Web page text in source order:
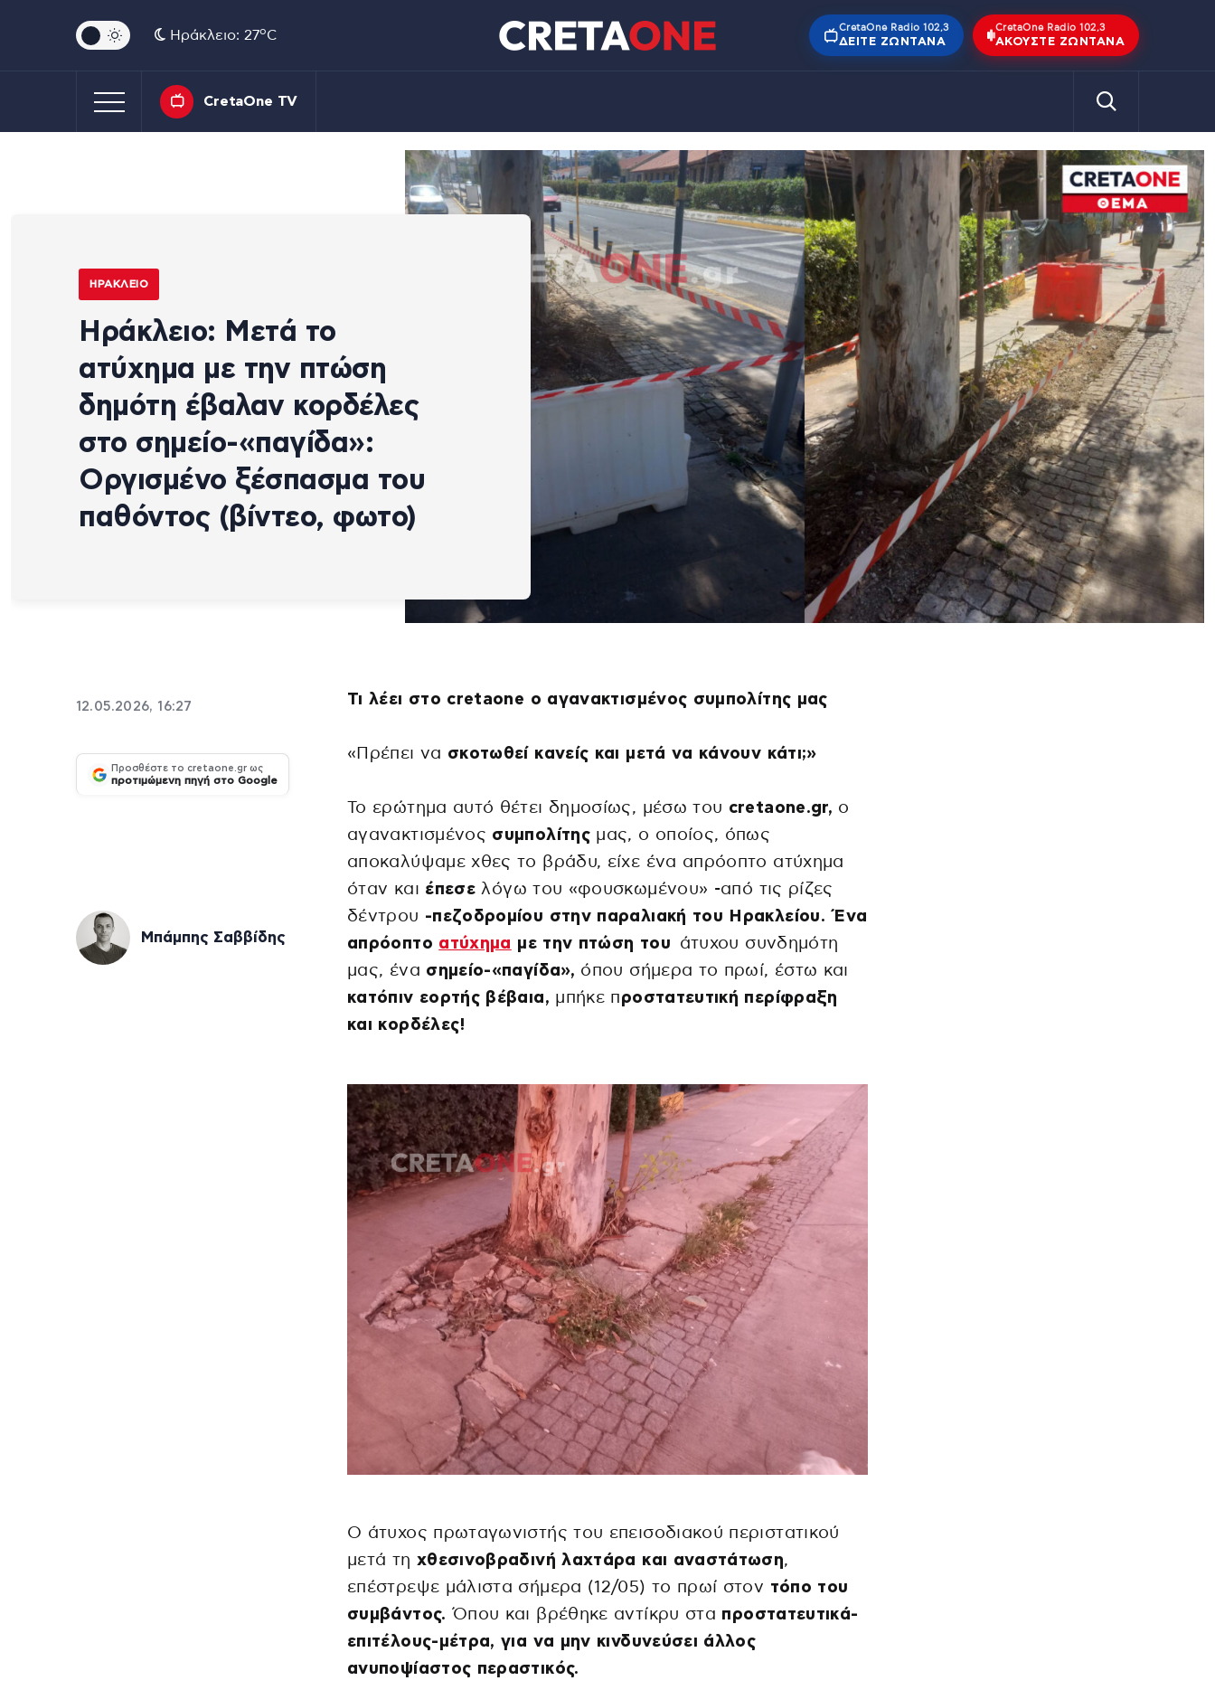
Ηράκλειο: 27oC
CretaOne Radio 102,3
ΔΕΊΤΕ ΖΩΝΤΑΝΆ
CretaOne Radio 102,3
ΑΚΟΎΣΤΕ ΖΩΝΤΑΝΆ
CretaOne TV
ΗΡΆΚΛΕΙΟ
Ηράκλειο: Μετά το
ατύχημα με την πτώση
δημότη έβαλαν κορδέλες
στο σημείο-«παγίδα»:
Οργισμένο ξέσπασμα του
παθόντος (βίντεο, φωτο)
12.05.2026, 16:27
Προσθέστε το cretaone.gr ως
προτιμώμενη πηγή στο Google
Μπάμπης Σαββίδης
Τι λέει στο cretaone o αγανακτισμένος συμπολίτης μας
«Πρέπει να σκοτωθεί κανείς και μετά να κάνουν κάτι;»
Το ερώτημα αυτό θέτει δημοσίως, μέσω του cretaone.gr, ο
αγανακτισμένος συμπολίτης μας, ο οποίος, όπως
αποκαλύψαμε χθες το βράδυ, είχε ένα απρόοπτο ατύχημα
όταν και έπεσε λόγω του «φουσκωμένου» -από τις ρίζες
δέντρου -πεζοδρομίου στην παραλιακή του Ηρακλείου. Ένα
απρόοπτο ατύχημα με την πτώση του
άτυχου συνδημότη
μας, ένα σημείο-«παγίδα», όπου σήμερα το πρωί, έστω και
κατόπιν εορτής βέβαια, μπήκε προστατευτική περίφραξη
και κορδέλες!
Ο άτυχος πρωταγωνιστής του επεισοδιακού περιστατικού
μετά τη χθεσινοβραδινή λαχτάρα και αναστάτωση,
επέστρεψε μάλιστα σήμερα (12/05) το πρωί στον τόπο του
συμβάντος. Όπου και βρέθηκε αντίκρυ στα προστατευτικά-
επιτέλους-μέτρα, για να μην κινδυνεύσει άλλος
ανυποψίαστος περαστικός.